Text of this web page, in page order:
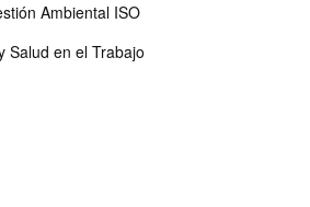
Ambiental ISO
Salud en el Trabajo